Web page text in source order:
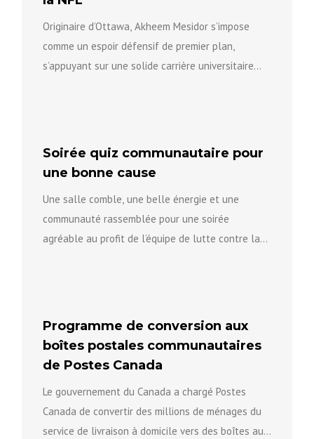
Originaire d’Ottawa, Akheem Mesidor s’impose
comme un espoir défensif de premier plan,
s’appuyant sur une solide carrière universitaire
Soirée quiz communautaire pour
une bonne cause
Une salle comble, une belle énergie et une
communauté rassemblée pour une soirée
agréable au profit de l’équipe de lutte contre la
Programme de conversion aux
boîtes postales communautaires
de Postes Canada
Le gouvernement du Canada a chargé Postes
Canada de convertir des millions de ménages du
service de livraison à domicile vers des boîtes aux